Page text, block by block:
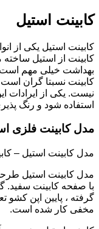
کابینت استیل
کابینت استیل یکی از
کابینت از استیل
بهداشت خیلی مهم است
کابینت نسبتا گران
نیست. یکی از ایرادات
استفاده شود و رنگ
مدل کابینت فلزی
مدل کابینت استیل –
مدل کابینت استیل
با صفحه کابینت سفید.
گرفته ، پایین اپن کشو
مخفی کار شده است.